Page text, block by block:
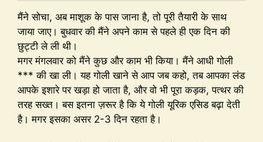
मैंने सोचा, अब माशूक के पास जाना है, तो पूरी तैयारी के साथ
जाया जाए। बुधवार की मैंने अपने काम से पहले ही एक दिन की
छुट्टी ले ली थी।
मगर मंगलवार को मैंने कुछ और काम भी किया। मैंने आधी गोली
*** की खा ली। यह गोली खाने से आप जब कहो, तब आपका लंड
आपके इशारे पर खड़ा हो जाता है, और वो भी पूरा कड़क, पत्थर की
तरह सख्त। बस इतना ज़रूर है कि ये गोली यूरिक एसिड बढ़ा देती
है। मगर इसका असर 2-3 दिन रहता है।